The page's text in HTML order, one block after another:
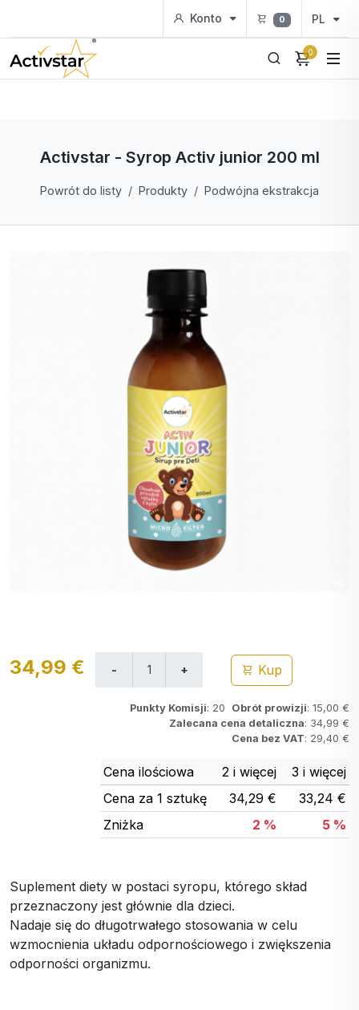
Konto 0 PL
0
Activstar - Syrop Activ junior 200 ml
Powrót do listy Produkty Podwójna ekstrakcja
34,99 € Kup
Punkty Komisji: 20 Obrót prowizji: 15,00 €
Zalecana cena detaliczna: 34,99 €
Cena bez VAT: 29,40 €
Cena ilościowa 2 i więcej
3 i więcej
Cena za 1 sztukę
34,29 €
33,24 €
Zniżka
2 % 5 %
Suplement diety w postaci syropu, którego skład
przeznaczony jest głównie dla dzieci.
Nadaje się do długotrwałego stosowania w celu
wzmocnienia układu odpornościowego i zwiększenia
odporności organizmu.